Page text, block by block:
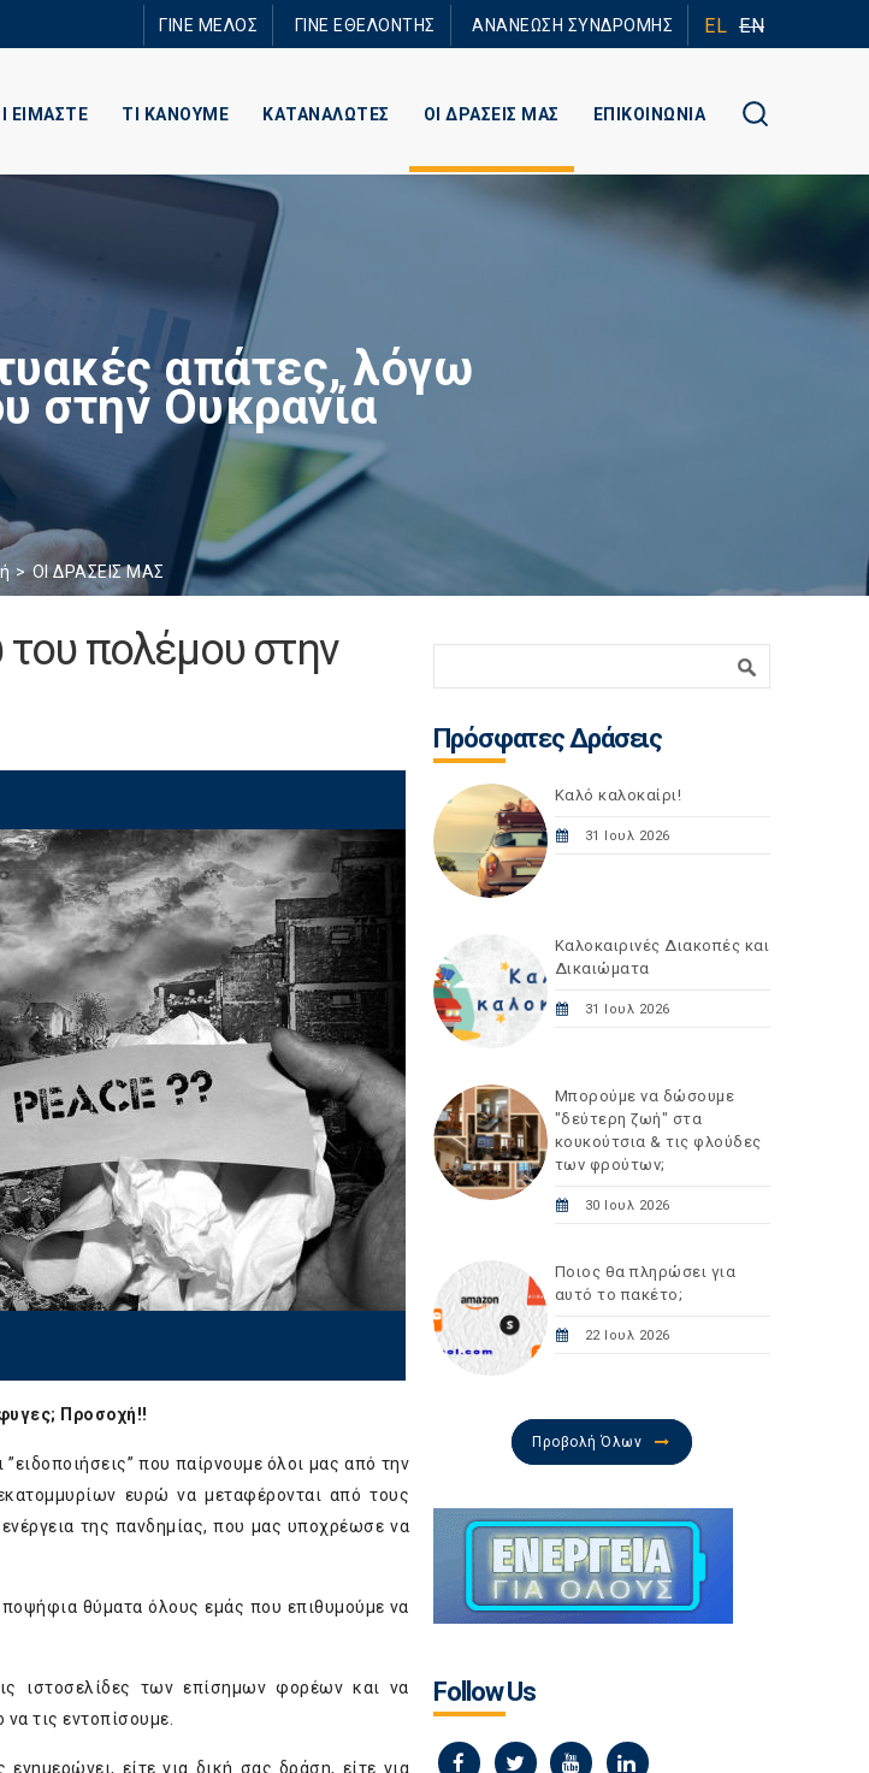
ΓΙΝΕ ΜΕΛΟΣ ΓΙΝΕ ΕΘΕΛΟΝΤΗΣ ΑΝΑΝΕΩΣΗ ΣΥΝΔΡΟΜΗΣ EL EN
ΕΙΜΑΣΤΕ ΤΙ ΚΑΝΟΥΜΕ ΚΑΤΑΝΑΛΩΤΕΣ ΟΙ ΔΡΑΣΕΙΣ ΜΑΣ ΕΠΙΚΟΙΝΩΝΙΑ
απάτες, λόγω
στην Ουκρανία
ΟΙ ΔΡΑΣΕΙΣ ΜΑΣ
του πολέμου στην
Προσοχή!!
που παίρνουμε όλοι μας από την
ευρώ να μεταφέρονται από τους
της πανδημίας, που μας υποχρέωσε να
θύματα όλους εμάς που επιθυμούμε να
ιστοσελίδες των επίσημων φορέων και να
τις εντοπίσουμε.
είτε για δική σας δράση, είτε για
Πρόσφατες Δράσεις
Καλό καλοκαίρι!
31 Ιουλ 2026
Καλοκαιρινές Διακοπές και
Δικαιώματα
31 Ιουλ 2026
Μπορούμε να δώσουμε
"δεύτερη ζωή" στα
κουκούτσια & τις φλούδες
των φρούτων;
30 Ιουλ 2026
Ποιος θα πληρώσει για
αυτό το πακέτο;
22 Ιουλ 2026
Προβολή Όλων
Follow Us